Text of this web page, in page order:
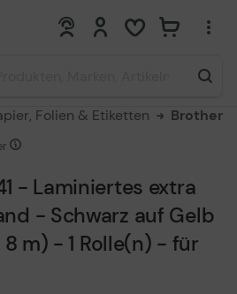
0 0
Folien & Etiketten Brother
- Laminiertes extra
- Schwarz auf Gelb
8 m) - 1 Rolle(n) - für